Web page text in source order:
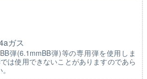
ガス
弾(6.1mmBB弾)等の専用弾を使用しま
は使用できないことがありますのであら